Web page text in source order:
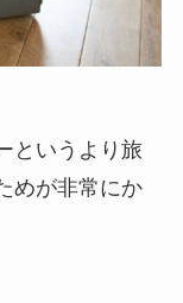
というより旅
めが非常にか